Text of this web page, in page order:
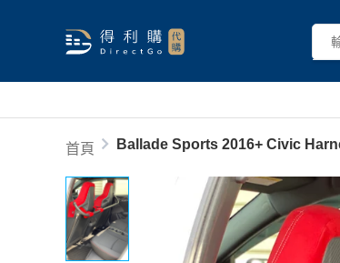
首頁 Ballade Sports 2016+ Civic